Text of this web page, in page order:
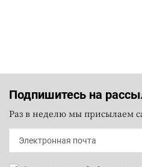
Подпишитесь на
Раз в неделю мы присылаем